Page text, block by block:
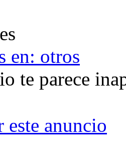
en: otros
te parece
este anuncio